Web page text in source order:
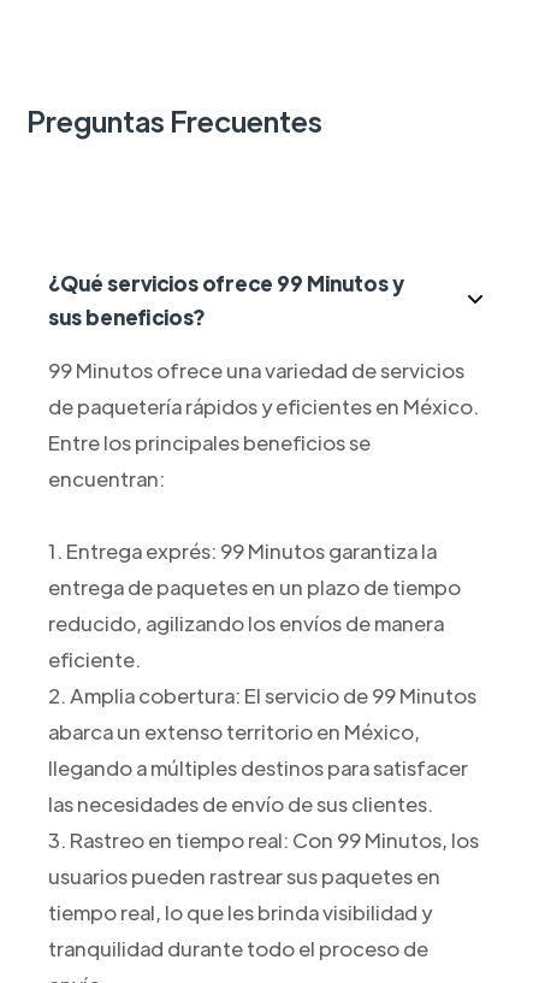
Preguntas Frecuentes
¿Qué servicios ofrece 99 Minutos y
sus beneficios?
99 Minutos ofrece una variedad de servicios
de paquetería rápidos y eficientes en México.
Entre los principales beneficios se
encuentran:
1. Entrega exprés: 99 Minutos garantiza la
entrega de paquetes en un plazo de tiempo
reducido, agilizando los envíos de manera
eficiente.
2. Amplia cobertura: El servicio de 99 Minutos
abarca un extenso territorio en México,
llegando a múltiples destinos para satisfacer
las necesidades de envío de sus clientes.
3. Rastreo en tiempo real: Con 99 Minutos, los
usuarios pueden rastrear sus paquetes en
tiempo real, lo que les brinda visibilidad y
tranquilidad durante todo el proceso de